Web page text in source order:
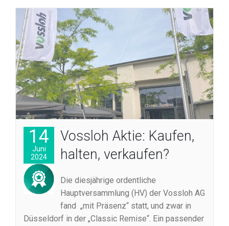
14
Juni
2024
Vossloh Aktie: Kaufen,
halten, verkaufen?
Die diesjährige ordentliche
Hauptversammlung (HV) der Vossloh AG
fand „mit Präsenz“ statt, und zwar in
Düsseldorf in der „Classic Remise“. Ein passender